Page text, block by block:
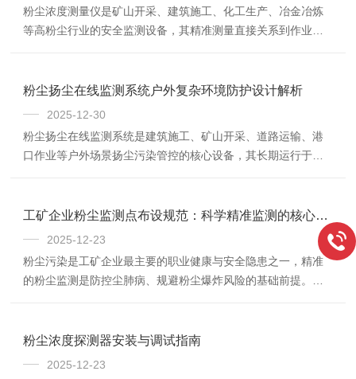
备设计为便携式，便于在不同场景下进行移动检测；同时，操
作界面友好，易于上手。数据存储与传输：支持数据存储和...
粉尘浓度测量仪是矿山开采、建筑施工、化工生产、冶金冶炼
等高粉尘行业的安全监测设备，其精准测量直接关系到作业环
故障频发等问题。因此，做好针对性的防护措施与规范的清洁
点。高粉尘环境下的防护要点，核心在于构建“外部隔离、内部
防护”的双重屏障，阻断粉尘对设备核心部件的侵蚀。首...
粉尘扬尘在线监测系统户外复杂环境防护设计解析
2025-12-30
粉尘扬尘在线监测系统是建筑施工、矿山开采、道路运输、港
口作业等户外场景扬尘污染管控的核心设备，其长期运行于高
对性的特殊防护设计成为保障系统稳定运行与监测数据可靠的
关键。下面系统解析粉尘扬尘在线监测系统适配户外复杂环境
的核心防护设计，为用户选型与运维提供专业参考。针对高温
与高湿环境，系统需具备精准的温湿度自适应防护设计。高温
环境下，监测主机与传感器易因过热导致元件老化、数...
工矿企业粉尘监测点布设规范：科学精准监测的核心遵循
2025-12-23
粉尘污染是工矿企业最主要的职业健康与安全隐患之一，精准
的粉尘监测是防控尘肺病、规避粉尘爆炸风险的基础前提。监
求”的核心原则。结合相关标准，工矿企业粉尘监测点布设需重
粉尘浓度探测器安装与调试指南
2025-12-23